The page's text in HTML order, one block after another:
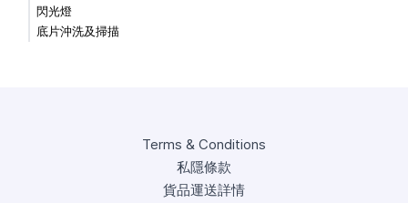
閃光燈
底片沖洗及掃描
Terms & Conditions
私隱條款
貨品運送詳情